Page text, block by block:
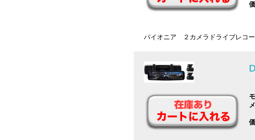
パイオニア ２カメラドライブレ